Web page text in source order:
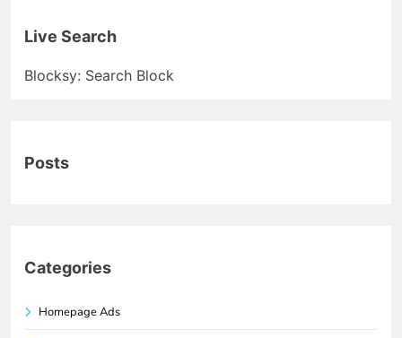
Live Search
Blocksy: Search Block
Posts
Categories
Homepage Ads